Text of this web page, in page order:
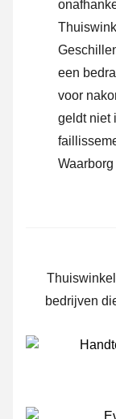
een
voor
geldt niet
bedrijven